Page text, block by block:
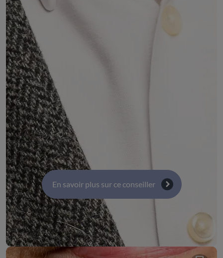
Chez d'entreprise
DÉSIGNÉ PAR :
Personnalité qualifiée désignée par arrêté
préfectoral
COMMISSIONS :
Commission 4 : Territoires, transport, infrastructure
et numérique
Commission 1 : Activité économiques, emploi et
innovation
En savoir plus sur ce conseiller